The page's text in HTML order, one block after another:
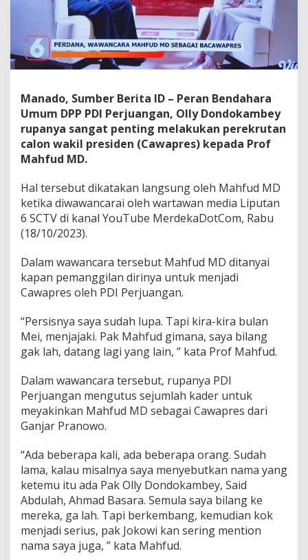
n
e
s
a
r
l
y
D
o
o
k
a
m
y
S
a
M
r
e
r
u
D
i
n
y
a
S
e
b
a
g
Manado, Sumber Berita ID – Peran Bendahara
Umum DPP PDI Perjuangan, Olly Dondokambey
rupanya sangat penting melakukan perekrutan
calon wakil presiden (Cawapres) kepada Prof
Mahfud MD.
Hal tersebut dikatakan langsung oleh Mahfud MD
ketika diwawancarai oleh wartawan media Liputan
6 SCTV di kanal YouTube MerdekaDotCom, Rabu
(18/10/2023).
Dalam wawancara tersebut Mahfud MD ditanyai
kapan pemanggilan dirinya untuk menjadi
Cawapres oleh PDI Perjuangan.
“Persisnya saya sudah lupa. Tapi kira-kira bulan
Mei, menjajaki. Pak Mahfud gimana, saya bilang
gak lah, datang lagi yang lain, ” kata Prof Mahfud.
Dalam wawancara tersebut, rupanya PDI
Perjuangan mengutus sejumlah kader untuk
meyakinkan Mahfud MD sebagai Cawapres dari
Ganjar Pranowo.
“Ada beberapa kali, ada beberapa orang. Sudah
lama, kalau misalnya saya menyebutkan nama yang
ketemu itu ada Pak Olly Dondokambey, Said
Abdulah, Ahmad Basara. Semula saya bilang ke
mereka, ga lah. Tapi berkembang, kemudian kok
menjadi serius, pak Jokowi kan sering mention
nama saya juga, ” kata Mahfud.